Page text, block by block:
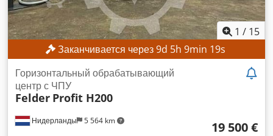
1 / 15
Заканчивается через9d 5h 9min 16s
Нидерланды 5 564 km
Горизонтальный обрабатывающий
центр с ЧПУ
Felder Profit H200
19 500 €